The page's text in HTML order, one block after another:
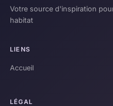
Votre source d'inspiration
habitat
LIENS
Accueil
LÉGAL